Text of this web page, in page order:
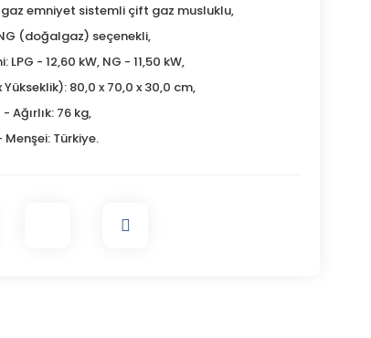
emniyet sistemli çift gaz musluklu,
(doğalgaz) seçenekli,
LPG - 12,60 kW, NG - 11,50 kW,
Yükseklik): 80,0 x 70,0 x 30,0 cm,
- Ağırlık: 76 kg,
Menşei: Türkiye.